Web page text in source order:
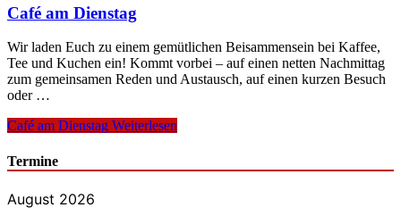
Café am Dienstag
Wir laden Euch zu einem gemütlichen Beisammensein bei Kaffee,
Tee und Kuchen ein! Kommt vorbei – auf einen netten Nachmittag
zum gemeinsamen Reden und Austausch, auf einen kurzen Besuch
oder …
Café am Dienstag Weiterlesen
Termine
August 2026